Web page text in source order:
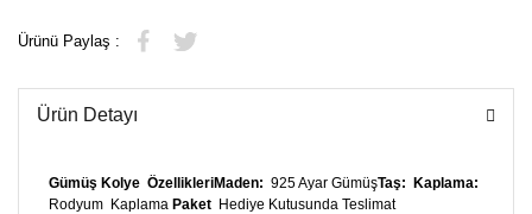
Ürünü Paylaş :
Ürün Detayı
Gümüş Kolye ÖzellikleriMaden: 925 Ayar GümüşTaş:
Kaplama:
Rodyum Kaplama Paket Hediye Kutusunda Teslimat